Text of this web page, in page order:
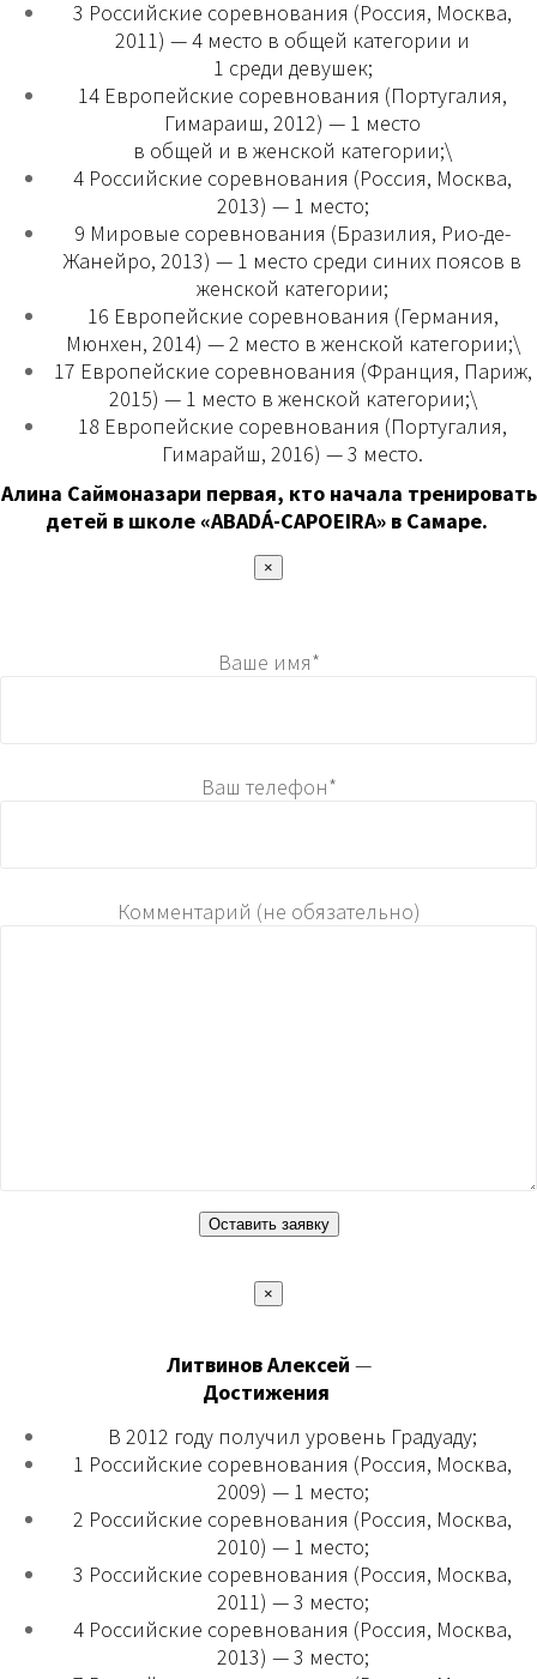
3 Российские соревнования (Россия, Москва,
2011) — 4 место в общей категории и
1 среди девушек;
14 Европейские соревнования (Португалия,
Гимараиш, 2012) — 1 место
в общей и в женской категории;\
4 Российские соревнования (Россия, Москва,
2013) — 1 место;
9 Мировые соревнования (Бразилия, Рио-де-
Жанейро, 2013) — 1 место среди синих поясов в
женской категории;
16 Европейские соревнования (Германия,
Мюнхен, 2014) — 2 место в женской категории;\
17 Европейские соревнования (Франция, Париж,
2015) — 1 место в женской категории;\
18 Европейские соревнования (Португалия,
Гимарайш, 2016) — 3 место.
Алина Саймоназари первая, кто начала тренировать
детей в школе «ABADÁ-CAPOEIRA» в Самаре.
×
Ваше имя*
Ваш телефон*
Комментарий (не обязательно)
×
Литвинов Алексей —
Достижения
В 2012 году получил уровень Градуаду;
1 Российские соревнования (Россия, Москва,
2009) — 1 место;
2 Российские соревнования (Россия, Москва,
2010) — 1 место;
3 Российские соревнования (Россия, Москва,
2011) — 3 место;
4 Российские соревнования (Россия, Москва,
2013) — 3 место;